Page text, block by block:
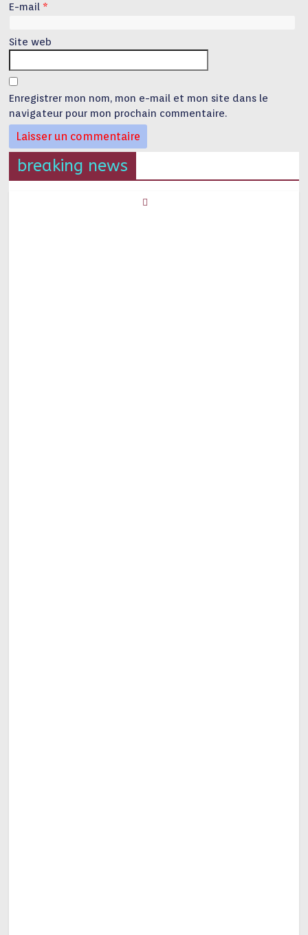
E-mail *
Site web
Enregistrer mon nom, mon e-mail et mon site dans le
navigateur pour mon prochain commentaire.
breaking news